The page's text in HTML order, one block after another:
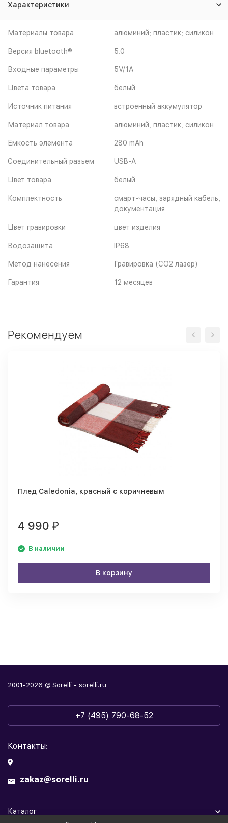
Характеристики
Материалы товара алюминий; пластик; силикон
Версия bluetooth® 5.0
Входные параметры 5V/1A
Цвета товара белый
Источник питания встроенный аккумулятор
Материал товара алюминий, пластик, силикон
Емкость элемента 280 mAh
Соединительный разъем USB-A
Цвет товара белый
Комплектность
смарт-часы, зарядный кабель,
документация
Цвет гравировки цвет изделия
Водозащита IP68
Метод нанесения Гравировка (CO2 лазер)
Гарантия 12 месяцев
Рекомендуем
Плед Caledonia, красный с коричневым
4 990 ₽
В наличии
В корзину
2001-2026 © Sorelli - sorelli.ru
+7 (495) 790-68-52
Контакты:
zakaz@sorelli.ru
Каталог